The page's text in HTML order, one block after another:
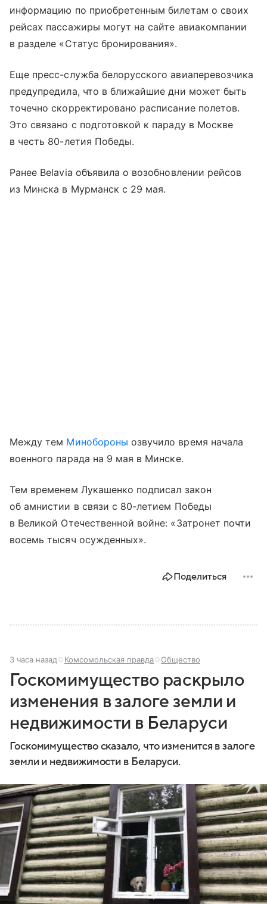
информацию по приобретенным билетам о своих
рейсах пассажиры могут на сайте авиакомпании
в разделе «Статус бронирования».
Еще пресс-служба белорусского авиаперевозчика
предупредила, что в ближайшие дни может быть
точечно скорректировано расписание полетов.
Это связано с подготовкой к параду в Москве
в честь 80-летия Победы.
Ранее Belavia объявила о возобновлении рейсов
из Минска в Мурманск с 29 мая.
Между тем Минобороны озвучило время начала
военного парада на 9 мая в Минске.
Тем временем Лукашенко подписал закон
об амнистии в связи с 80-летием Победы
в Великой Отечественной войне: «Затронет почти
восемь тысяч осужденных».
Поделиться
3 часа назад Комсомольская правда Общество
Госкомимущество раскрыло
изменения в залоге земли и
недвижимости в Беларуси
Госкомимущество сказало, что изменится в залоге
земли и недвижимости в Беларуси.